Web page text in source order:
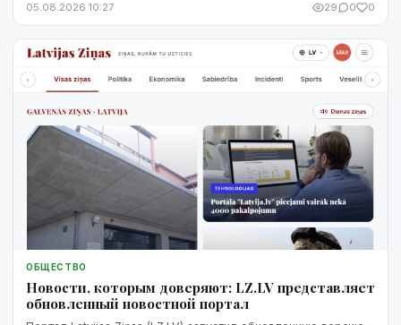
невозможно изменить. Кредитную историю можно
регулярное выполнение обязательств и продуманные
действия.
05.08.2026 10:27 29 0 0
ОБЩЕСТВО
Новости, которым доверяют: LZ.LV представляет
обновленный новостной портал